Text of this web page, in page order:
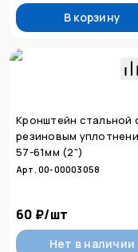
В корзину
Кронштейн стальной
резиновым
57-61мм (2")
Арт. 00-00003058
60 ₽/шт
Нет в наличии